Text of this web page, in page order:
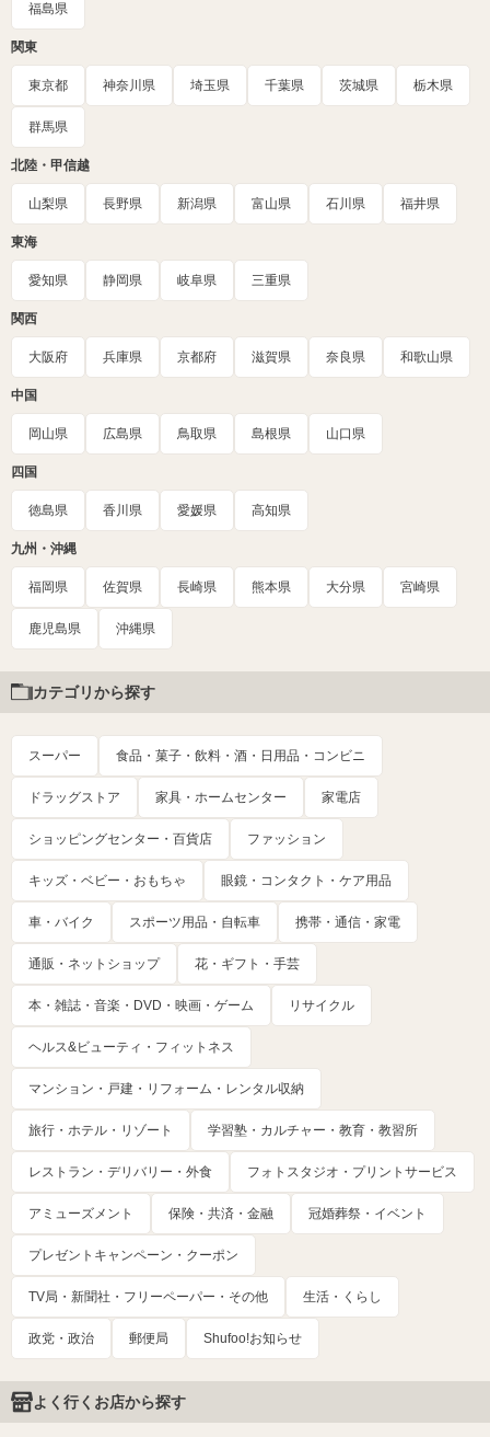
福島県
関東
東京都 神奈川県 埼玉県 千葉県 茨城県 栃木県
群馬県
北陸・甲信越
山梨県 長野県 新潟県 富山県 石川県 福井県
東海
愛知県 静岡県 岐阜県 三重県
関西
大阪府 兵庫県 京都府 滋賀県 奈良県 和歌山県
中国
岡山県 広島県 鳥取県 島根県 山口県
四国
徳島県 香川県 愛媛県 高知県
九州・沖縄
福岡県 佐賀県 長崎県 熊本県 大分県 宮崎県
鹿児島県 沖縄県
カテゴリから探す
スーパー 食品・菓子・飲料・酒・日用品・コンビニ
ドラッグストア 家具・ホームセンター 家電店
ショッピングセンター・百貨店 ファッション
キッズ・ベビー・おもちゃ 眼鏡・コンタクト・ケア用品
車・バイク スポーツ用品・自転車 携帯・通信・家電
通販・ネットショップ 花・ギフト・手芸
本・雑誌・音楽・DVD・映画・ゲーム リサイクル
ヘルス&ビューティ・フィットネス
マンション・戸建・リフォーム・レンタル収納
旅行・ホテル・リゾート 学習塾・カルチャー・教育・教習所
レストラン・デリバリー・外食 フォトスタジオ・プリントサービス
アミューズメント 保険・共済・金融 冠婚葬祭・イベント
プレゼントキャンペーン・クーポン
TV局・新聞社・フリーペーパー・その他 生活・くらし
政党・政治 郵便局 Shufoo!お知らせ
よく行くお店から探す